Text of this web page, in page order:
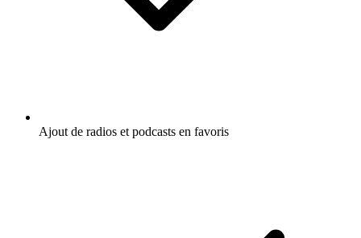
Ajout de radios et podcasts en favoris